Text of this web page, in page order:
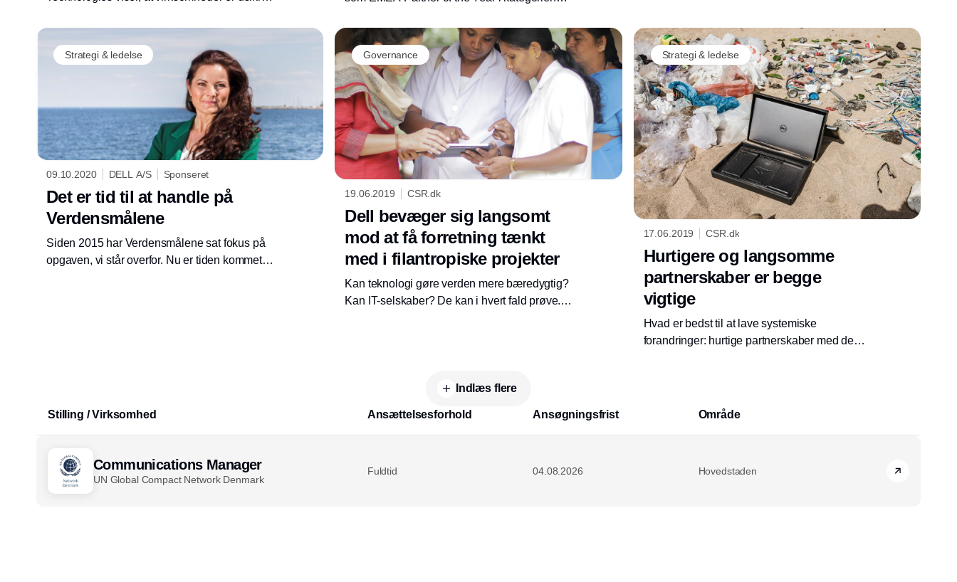
databeskyttelsesløsninger kan klare det
voksende pres fra cybertrusler. Hele 82 pct. af
de adspurgte virksomheder fortæller nemlig,
at de er bekymrede over deres nuværende
databeskyttelse, og 62 pct. frygter, at de ikke
er i stand til at håndtere et cyberangreb.
Samtidig er virksomhedernes samlede
datamængder tidoblet siden 2016, hvilket
stiller yderligere krav til databehandlingen.
Technologies årlige Partner Summit. Prisen
kommer i kølvandet på de to virksomheders
fælles fokus på bæredygtighed, der også blev
markeret i begyndelsen af året, da Atea
indtrådte i Dell Technologies’ Sustainability
Advisory Board.
working towards this goal, we will get there.
Strategi & ledelse
09.10.2020 DELL A/S Sponseret
Det er tid til at handle på
Verdensmålene
Siden 2015 har Verdensmålene sat fokus på
opgaven, vi står overfor. Nu er tiden kommet til
Governance
19.06.2019 CSR.dk
Dell bevæger sig langsomt
mod at få forretning tænkt
med i filantropiske projekter
Kan teknologi gøre verden mere bæredygtig?
Kan IT-selskaber? De kan i hvert fald prøve.
Strategi & ledelse
17.06.2019 CSR.dk
Hurtigere og langsomme
partnerskaber er begge
vigtige
Hvad er bedst til at lave systemiske
forandringer: hurtige partnerskaber med dem,
deler sine erfaringer fra IT-branchen.
Indlæs flere
Stilling / Virksomhed Ansættelsesforhold Ansøgningsfrist Område
Communications Manager
UN Global Compact Network Denmark
Fuldtid 04.08.2026 Hovedstaden